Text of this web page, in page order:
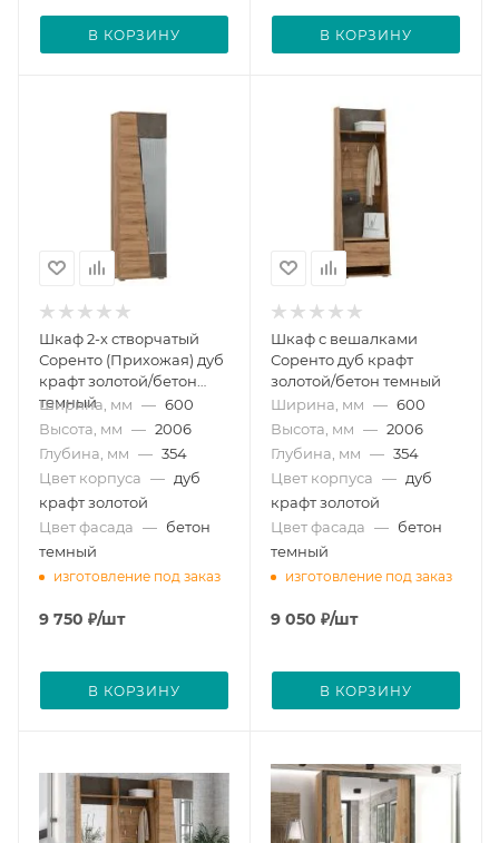
В КОРЗИНУ В КОРЗИНУ
Шкаф 2-х створчатый
Соренто (Прихожая) дуб
крафт золотой/бетон
темный
Ширина, мм — 600
Высота, мм — 2006
Глубина, мм — 354
Цвет корпуса — дуб
крафт золотой
Цвет фасада — бетон
темный
изготовление под заказ
9 750 ₽/шт
В КОРЗИНУ
Шкаф с вешалками
Соренто дуб крафт
золотой/бетон темный
Ширина, мм — 600
Высота, мм — 2006
Глубина, мм — 354
Цвет корпуса — дуб
крафт золотой
Цвет фасада — бетон
темный
изготовление под заказ
9 050 ₽/шт
В КОРЗИНУ